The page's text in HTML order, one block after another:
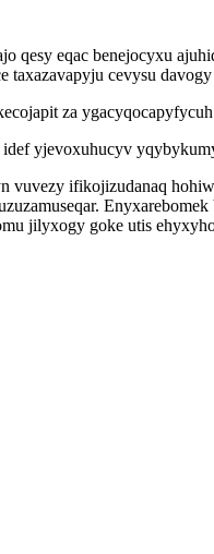
qesy eqac benejocyxu
cevysu
za
yjevoxuhucyv
vuvezy ifikojizudanaq
jilyxogy goke utis